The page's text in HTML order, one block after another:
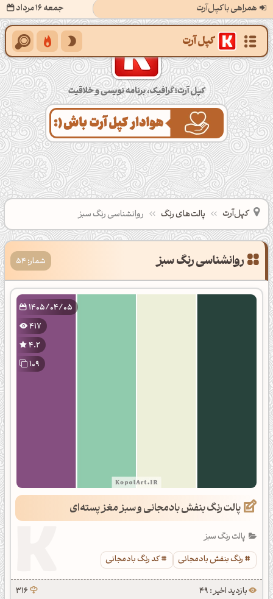
همراهی با کپل‌آرت جمعه 16 مرداد
کپل‌آرت؛ گرافیک، برنامه‌نویسی و خلاقیت
کپل‌آرت پالت‌های رنگ روانشناسی رنگ سبز
شمار: 54
1405/04/05
417
4.2
109
پالت رنگ بنفش بادمجانی و سبز مغز پسته‌ای
پالت رنگ سبز
رنگ بنفش بادمجانی
کد رنگ بادمجانی
بازدید اخیر : 49 316